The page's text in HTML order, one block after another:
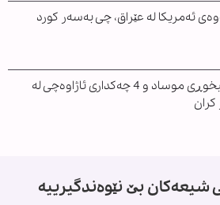
ئەمریکا لە عێراق، چی بەسەر کورد
21 سیخوڕی موساد و 4 چەکداری ئاژاوەچی لە
شیعەکان بێ نێوەندگیرییە